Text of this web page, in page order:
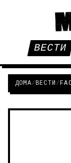
ВЕСТИ
ДОМА/ВЕСТИ /